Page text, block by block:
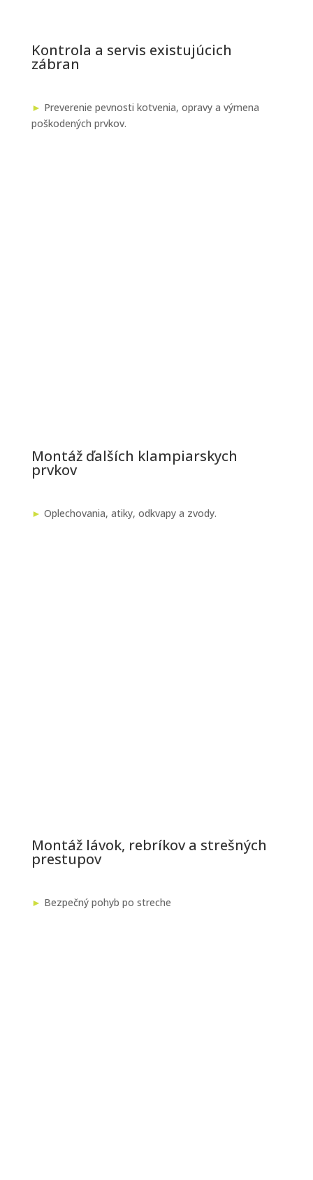
Kontrola a servis existujúcich
zábran
► Preverenie pevnosti kotvenia, opravy a výmena
poškodených prvkov.
Montáž ďalších klampiarskych
prvkov
► Oplechovania, atiky, odkvapy a zvody.
Montáž lávok, rebríkov a strešných
prestupov
► Bezpečný pohyb po streche